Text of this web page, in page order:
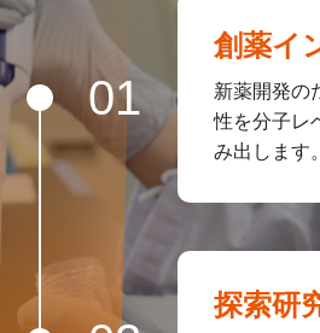
創薬イ
新薬開発の
性を分子レ
み出します。
探索研